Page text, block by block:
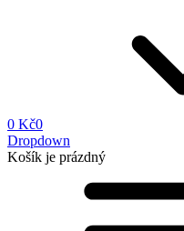
0 Kč0
Dropdown
Košík je prázdný